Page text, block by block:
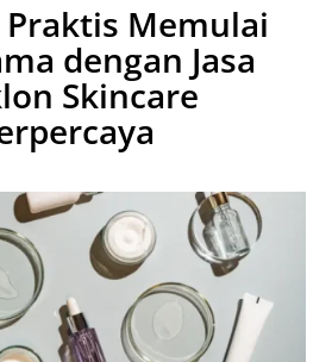
Praktis Memulai
dengan Jasa
Skincare